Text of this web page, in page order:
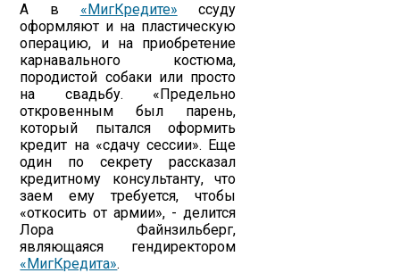
А в «МигКредите» ссуду
оформляют и на пластическую
операцию, и на приобретение
карнавального костюма,
породистой собаки или просто
на свадьбу. «Предельно
откровенным был парень,
который пытался оформить
кредит на «сдачу сессии». Еще
один по секрету рассказал
кредитному консультанту, что
заем ему требуется, чтобы
«откосить от армии», - делится
Лора Файнзильберг,
являющаяся гендиректором
«МигКредита».